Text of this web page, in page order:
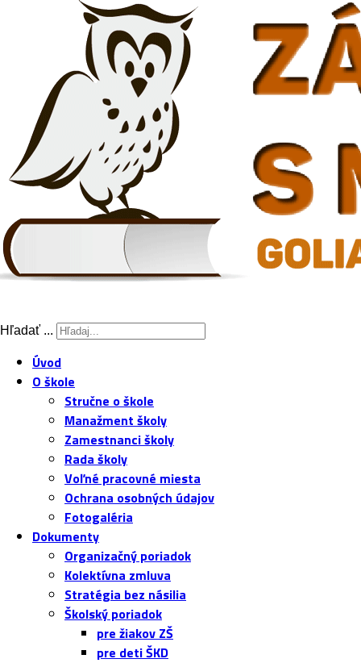
Hľadať ...
Úvod
O škole
Stručne o škole
Manažment školy
Zamestnanci školy
Rada školy
Voľné pracovné miesta
Ochrana osobných údajov
Fotogaléria
Dokumenty
Organizačný poriadok
Kolektívna zmluva
Stratégia bez násilia
Školský poriadok
pre žiakov ZŠ
pre deti ŠKD